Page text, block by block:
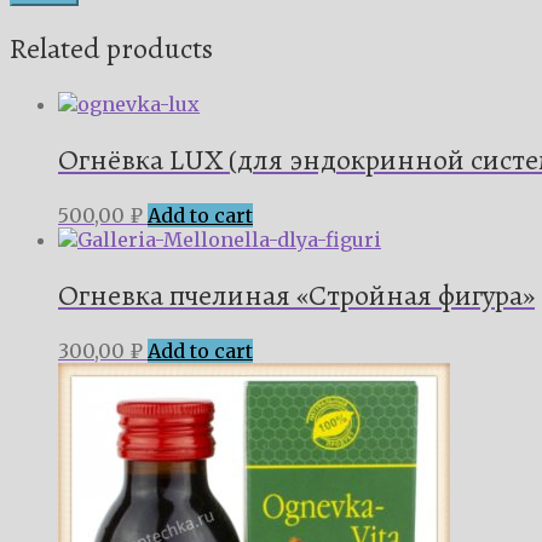
Related products
Огнёвка LUX (для эндокринной
500,00 ₽ Add to cart
Огневка пчелиная «Стройная фигура»
300,00 ₽ Add to cart